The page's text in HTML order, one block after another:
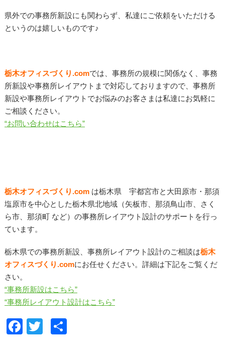
県外での事務所新設にも関わらず、私達にご依頼をいただける
というのは嬉しいものです♪
栃木オフィスづくり.comでは、事務所の規模に関係なく、事務
所新設や事務所レイアウトまで対応しておりますので、事務所
新設や事務所レイアウトでお悩みのお客さまは私達にお気軽に
ご相談ください。
“お問い合わせはこちら”
栃木オフィスづくり.comは栃木県 宇都宮市と大田原市・那須
塩原市を中心とした栃木県北地域（矢板市、那須鳥山市、さく
ら市、那須町 など） の事務所レイアウト設計のサポートを行っ
ています。
栃木県での事務所新設、事務所レイアウト設計のご相談は栃木
オフィスづくり.comにお任せください。詳細は下記をご覧くだ
さい。
“事務所新設はこちら”
“事務所レイアウト設計はこちら”
F